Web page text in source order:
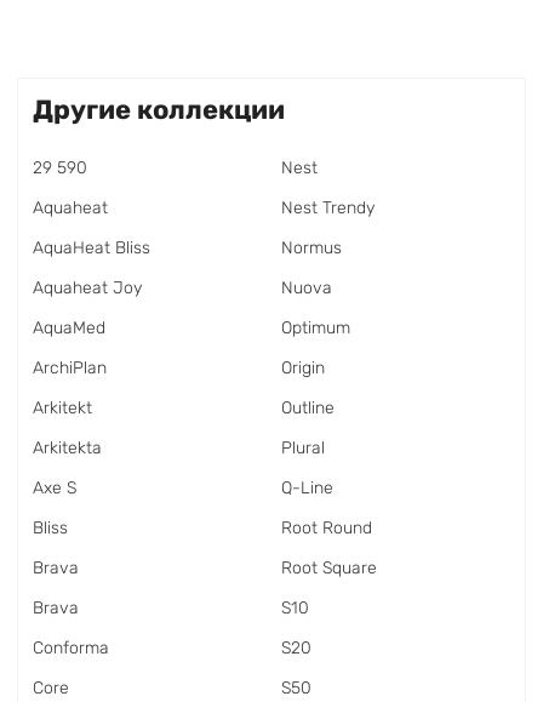
Другие коллекции
29 590
Aquaheat
AquaHeat Bliss
Aquaheat Joy
AquaMed
ArchiPlan
Arkitekt
Arkitekta
Axe S
Bliss
Brava
Brava
Conforma
Core
Nest
Nest Trendy
Normus
Nuova
Optimum
Origin
Outline
Plural
Q-Line
Root Round
Root Square
S10
S20
S50